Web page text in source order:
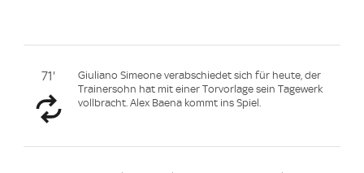
71'
Giuliano Simeone verabschiedet sich für heute, der
Trainersohn hat mit einer Torvorlage sein Tagewerk
vollbracht. Alex Baena kommt ins Spiel.